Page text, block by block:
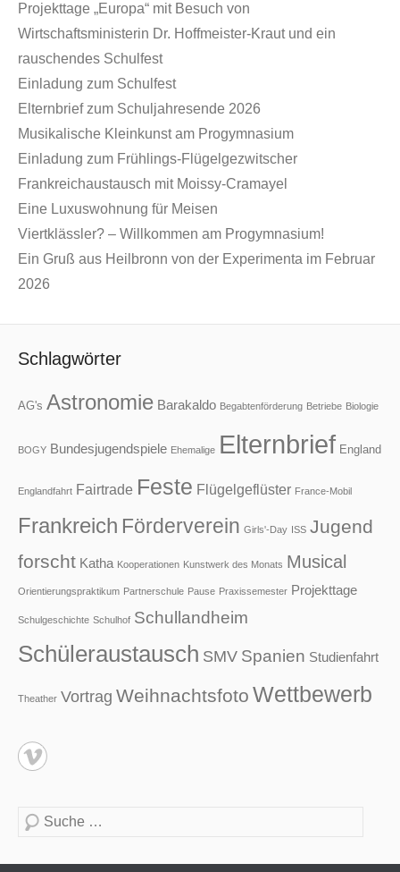
Projekttage „Europa“ mit Besuch von
Wirtschaftsministerin Dr. Hoffmeister-Kraut und ein
rauschendes Schulfest
Einladung zum Schulfest
Elternbrief zum Schuljahresende 2026
Musikalische Kleinkunst am Progymnasium
Einladung zum Frühlings-Flügelgezwitscher
Frankreichaustausch mit Moissy-Cramayel
Eine Luxuswohnung für Meisen
Viertklässler? – Willkommen am Progymnasium!
Ein Gruß aus Heilbronn von der Experimenta im Februar
2026
Schlagwörter
AG's Astronomie Barakaldo Begabtenförderung Betriebe Biologie
BOGY Bundesjugendspiele Ehemalige Elternbrief England
Englandfahrt Fairtrade Feste Flügelgeflüster France-Mobil
Frankreich Förderverein Girls'-Day ISS Jugend
forscht Katha Kooperationen Kunstwerk des Monats Musical
Orientierungspraktikum Partnerschule Pause Praxissemester Projekttage
Schulgeschichte Schulhof Schullandheim
Schüleraustausch SMV Spanien Studienfahrt
Theather Vortrag Weihnachtsfoto Wettbewerb
Suche